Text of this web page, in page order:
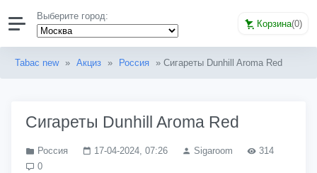
Выберите город:
Корзина(0)
Tabac new » Акциз » Россия » Сигареты Dunhill Aroma Red
Сигареты Dunhill Aroma Red
Россия 17-04-2024, 07:26 Sigaroom
314
0